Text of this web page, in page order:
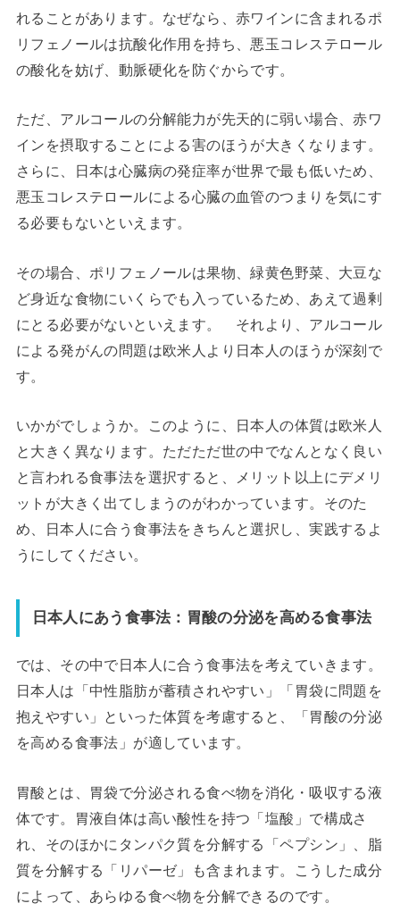
れることがあります。なぜなら、赤ワインに含まれるポ
リフェノールは抗酸化作用を持ち、悪玉コレステロール
の酸化を妨げ、動脈硬化を防ぐからです。
ただ、アルコールの分解能力が先天的に弱い場合、赤ワ
インを摂取することによる害のほうが大きくなります。
さらに、日本は心臓病の発症率が世界で最も低いため、
悪玉コレステロールによる心臓の血管のつまりを気にす
る必要もないといえます。
その場合、ポリフェノールは果物、緑黄色野菜、大豆な
ど身近な食物にいくらでも入っているため、あえて過剰
にとる必要がないといえます。 それより、アルコール
による発がんの問題は欧米人より日本人のほうが深刻で
す。
いかがでしょうか。このように、日本人の体質は欧米人
と大きく異なります。ただただ世の中でなんとなく良い
と言われる食事法を選択すると、メリット以上にデメリ
ットが大きく出てしまうのがわかっています。そのた
め、日本人に合う食事法をきちんと選択し、実践するよ
うにしてください。
日本人にあう食事法：胃酸の分泌を高める食事法
では、その中で日本人に合う食事法を考えていきます。
日本人は「中性脂肪が蓄積されやすい」「胃袋に問題を
抱えやすい」といった体質を考慮すると、「胃酸の分泌
を高める食事法」が適しています。
胃酸とは、胃袋で分泌される食べ物を消化・吸収する液
体です。胃液自体は高い酸性を持つ「塩酸」で構成さ
れ、そのほかにタンパク質を分解する「ペプシン」、脂
質を分解する「リパーゼ」も含まれます。こうした成分
によって、あらゆる食べ物を分解できるのです。